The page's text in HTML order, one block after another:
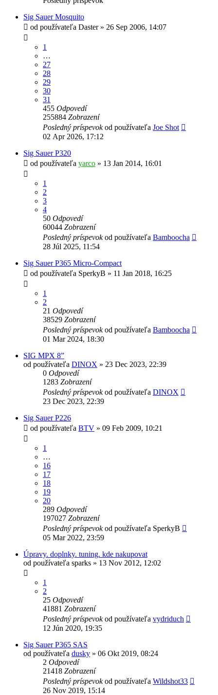
Sig Sauer Mosquito
od používateľa Daster» 26 Sep 2006, 14:07
1
…
27
28
29
30
31
455 Odpovedí
255884 Zobrazení
Posledný príspevokod používateľa Joe Shot
02 Apr 2026, 17:12
Sig Sauer P320
od používateľa yarco » 13 Jan 2014, 16:01
1
2
3
4
50 Odpovedí
60044 Zobrazení
Posledný príspevokod používateľa Bamboocha
28 Júl 2025, 11:54
Sig Sauer P365 Micro-Compact
od používateľa SperkyB » 11 Jan 2018, 16:25
1
2
21 Odpovedí
38529 Zobrazení
Posledný príspevokod používateľa Bamboocha
01 Mar 2024, 18:30
SIG MPX 8”
od používateľa DINOX » 23 Dec 2023, 22:39
0 Odpovedí
1283 Zobrazení
Posledný príspevokod používateľa DINOX
23 Dec 2023, 22:39
Sig Sauer P226
od používateľa BTV » 09 Feb 2009, 10:21
1
…
16
17
18
19
20
289 Odpovedí
197027 Zobrazení
Posledný príspevokod používateľa SperkyB
05 Mar 2022, 23:59
Úpravy. doplnky. tuning. kde nakupovat
od používateľa sparks » 13 Nov 2012, 12:02
1
2
25 Odpovedí
41881 Zobrazení
Posledný príspevokod používateľa vydriduch
12 Jún 2020, 19:35
Sig Sauer P365 SAS
od používateľa dusky » 06 Okt 2019, 08:24
2 Odpovedí
21418 Zobrazení
Posledný príspevokod používateľa Wildshot33
26 Nov 2019, 15:14